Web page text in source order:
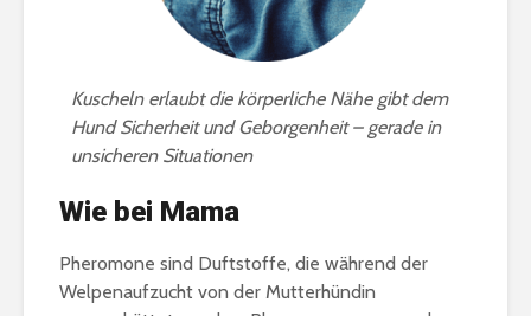
Kuscheln erlaubt die körperliche Nähe gibt dem
Hund Sicherheit und Geborgenheit – gerade in
unsicheren Situationen
Wie bei Mama
Pheromone sind Duftstoffe, die während der
Welpenaufzucht von der Mutterhündin